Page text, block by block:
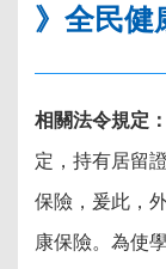
》全民健
相關法令規定：
定，持有居留
保險，爰此，
康保險。為使